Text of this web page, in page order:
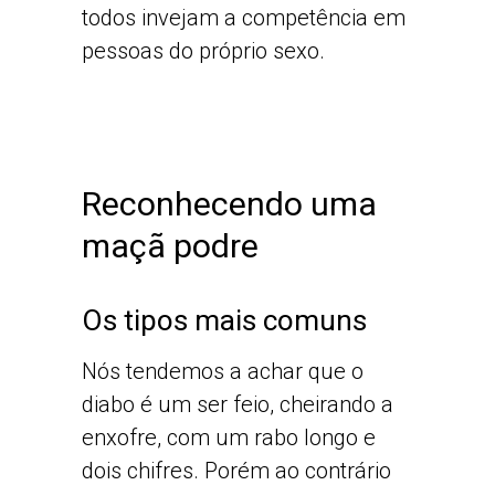
todos invejam a competência em
pessoas do próprio sexo.
Reconhecendo uma
maçã podre
Os tipos mais comuns
Nós tendemos a achar que o
diabo é um ser feio, cheirando a
enxofre, com um rabo longo e
dois chifres. Porém ao contrário